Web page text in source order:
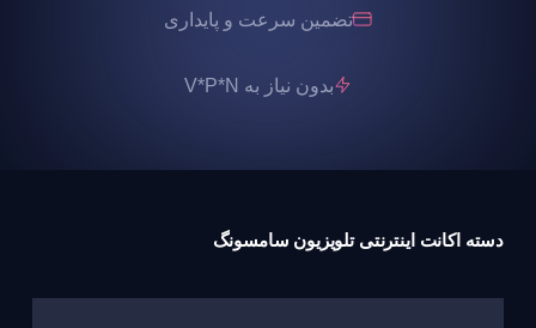
تضمین سرعت و پایداری
بدون نیاز به V*P*N
دسته اکانت اینترنتی تلویزیون سامسونگ